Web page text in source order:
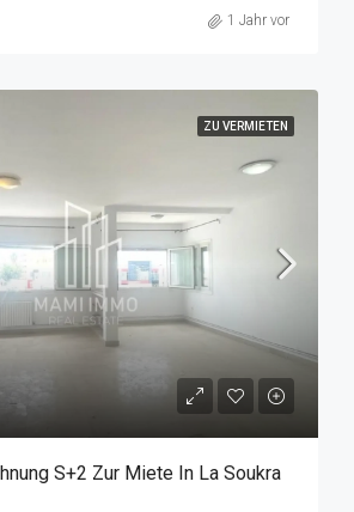
1 Jahr vor
ZU VERMIETEN
S+2 Zur Miete In La Soukra